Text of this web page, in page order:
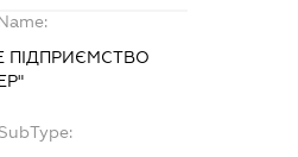
ПІДПРИЄМСТВО